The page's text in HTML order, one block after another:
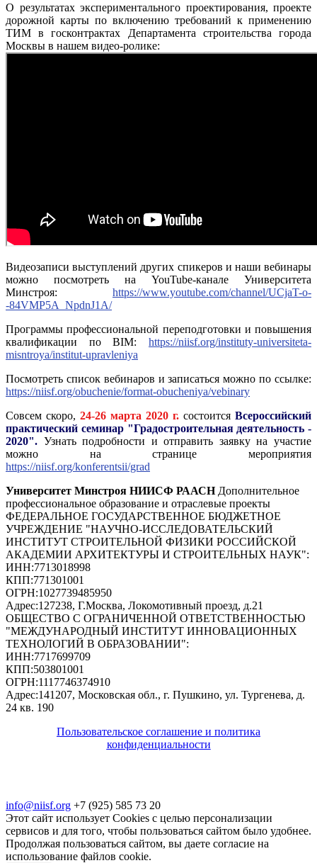
О результатах экспериментального проектирования, проекте
дорожной карты по включению требований к применению
ТИМ в госконтрактах Департамента строительства города
Москвы в нашем видео-ролике:
Видеозаписи выступлений других спикеров и наши вебинары
можно посмотреть на YouTube-канале Университета
Минстроя: https://www.youtube.com/channel/UCjaT-o-
-84VMP5A_NpdnJ1A/
Программы профессиональной переподготовки и повышения
квалификации по BIM: https://niisf.org/instituty-universiteta-
misntroya/institut-upravleniya
Посмотреть список вебинаров и записаться можно по ссылке:
https://niisf.org/obuchenie/format-obucheniya/vebinary
Совсем скоро, 24-26 марта 2020 г. состоится Всероссийский
практический семинар "Градостроительная деятельность -
2020". Узнать подробности и отправить заявку на участие
можно на странице мероприятия
https://niisf.org/konferentsii/grad
Университет Минстроя НИИСФ РААСН Дополнительное
профессиональное образование и отраслевые проекты
ФЕДЕРАЛЬНОЕ ГОСУДАРСТВЕННОЕ БЮДЖЕТНОЕ
УЧРЕЖДЕНИЕ "НАУЧНО-ИССЛЕДОВАТЕЛЬСКИЙ
ИНСТИТУТ СТРОИТЕЛЬНОЙ ФИЗИКИ РОССИЙСКОЙ
АКАДЕМИИ АРХИТЕКТУРЫ И СТРОИТЕЛЬНЫХ НАУК":
ИНН:7713018998
КПП:771301001
ОГРН:1027739485950
Адрес:127238, Г.Москва, Локомотивный проезд, д.21
ОБЩЕСТВО С ОГРАНИЧЕННОЙ ОТВЕТСТВЕННОСТЬЮ
"МЕЖДУНАРОДНЫЙ ИНСТИТУТ ИННОВАЦИОННЫХ
ТЕХНОЛОГИЙ В ОБРАЗОВАНИИ":
ИНН:7717699709
КПП:503801001
ОГРН:1117746374910
Адрес:141207, Московская обл., г. Пушкино, ул. Тургенева, д.
24 кв. 190
Пользовательское соглашение и политика
конфиденциальности
info@niisf.org +7 (925) 585 73 20
Этот сайт использует Cookies с целью персонализации
сервисов и для того, чтобы пользоваться сайтом было удобнее.
Продолжая пользоваться сайтом, вы даете согласие на
использование файлов cookie.